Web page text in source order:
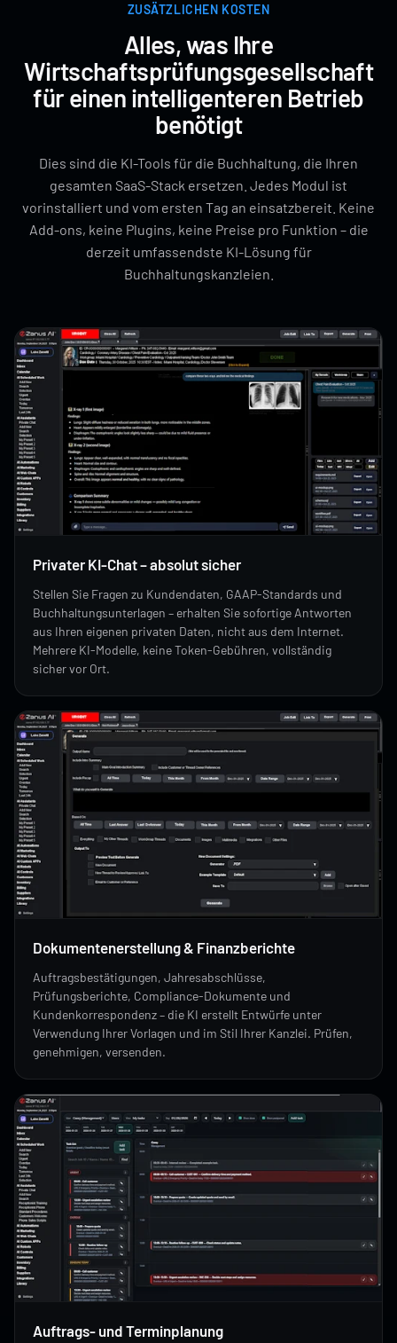
ZUSÄTZLICHEN KOSTEN
Alles, was Ihre
Wirtschaftsprüfungsgesellschaft
für einen intelligenteren Betrieb
benötigt
Dies sind die KI-Tools für die Buchhaltung, die Ihren
gesamten SaaS-Stack ersetzen. Jedes Modul ist
vorinstalliert und vom ersten Tag an einsatzbereit. Keine
Add-ons, keine Plugins, keine Preise pro Funktion – die
derzeit umfassendste KI-Lösung für
Buchhaltungskanzleien.
Privater KI-Chat – absolut sicher
Stellen Sie Fragen zu Kundendaten, GAAP-Standards und
Buchhaltungsunterlagen – erhalten Sie sofortige Antworten
aus Ihren eigenen privaten Daten, nicht aus dem Internet.
Mehrere KI-Modelle, keine Token-Gebühren, vollständig
sicher vor Ort.
Dokumentenerstellung & Finanzberichte
Auftragsbestätigungen, Jahresabschlüsse,
Prüfungsberichte, Compliance-Dokumente und
Kundenkorrespondenz – die KI erstellt Entwürfe unter
Verwendung Ihrer Vorlagen und im Stil Ihrer Kanzlei. Prüfen,
genehmigen, versenden.
Auftrags- und Terminplanung